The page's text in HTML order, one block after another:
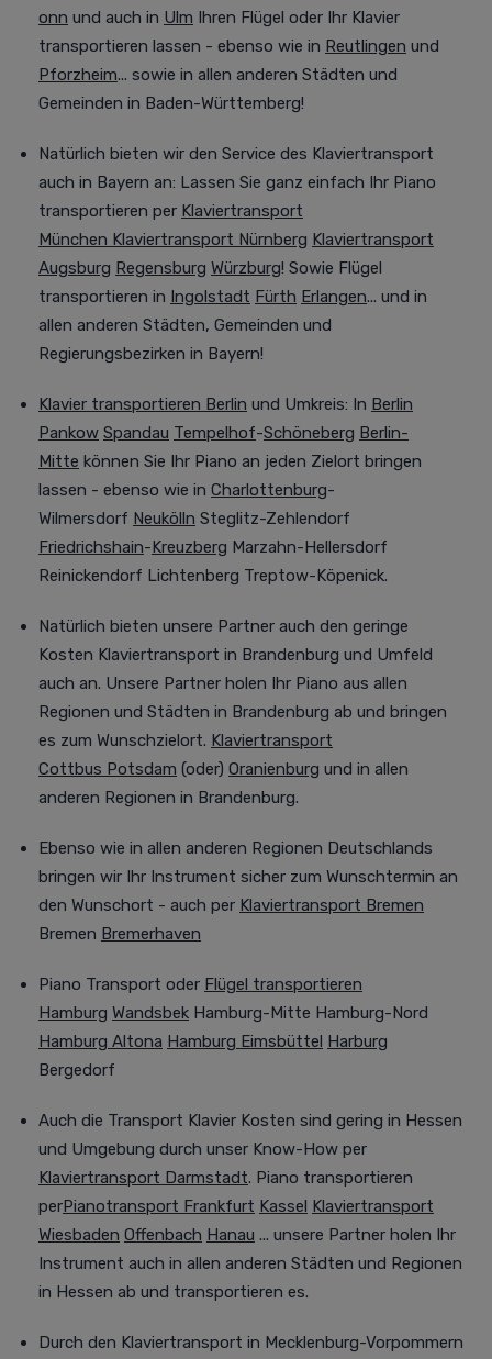
onn und auch in Ulm Ihren Flügel oder Ihr Klavier
transportieren lassen - ebenso wie in Reutlingen und
Pforzheim... sowie in allen anderen Städten und
Gemeinden in Baden-Württemberg!
Natürlich bieten wir den Service des Klaviertransport
auch in Bayern an: Lassen Sie ganz einfach Ihr Piano
transportieren per Klaviertransport
München Klaviertransport Nürnberg Klaviertransport
Augsburg Regensburg Würzburg! Sowie Flügel
transportieren in Ingolstadt Fürth Erlangen... und in
allen anderen Städten, Gemeinden und
Regierungsbezirken in Bayern!
Klavier transportieren Berlin und Umkreis: In Berlin
Pankow Spandau Tempelhof-Schöneberg Berlin-
Mitte können Sie Ihr Piano an jeden Zielort bringen
lassen - ebenso wie in Charlottenburg-
Wilmersdorf Neukölln Steglitz-Zehlendorf
Friedrichshain-Kreuzberg Marzahn-Hellersdorf
Reinickendorf Lichtenberg Treptow-Köpenick.
Natürlich bieten unsere Partner auch den geringe
Kosten Klaviertransport in Brandenburg und Umfeld
auch an. Unsere Partner holen Ihr Piano aus allen
Regionen und Städten in Brandenburg ab und bringen
es zum Wunschzielort. Klaviertransport
Cottbus Potsdam (oder) Oranienburg und in allen
anderen Regionen in Brandenburg.
Ebenso wie in allen anderen Regionen Deutschlands
bringen wir Ihr Instrument sicher zum Wunschtermin an
den Wunschort - auch per Klaviertransport Bremen
Bremen Bremerhaven
Piano Transport oder Flügel transportieren
Hamburg Wandsbek Hamburg-Mitte Hamburg-Nord
Hamburg Altona Hamburg Eimsbüttel Harburg
Bergedorf
Auch die Transport Klavier Kosten sind gering in Hessen
und Umgebung durch unser Know-How per
Klaviertransport Darmstadt. Piano transportieren
perPianotransport Frankfurt Kassel Klaviertransport
Wiesbaden Offenbach Hanau ... unsere Partner holen Ihr
Instrument auch in allen anderen Städten und Regionen
in Hessen ab und transportieren es.
Durch den Klaviertransport in Mecklenburg-Vorpommern